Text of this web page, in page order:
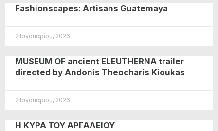
Fashionscapes: Artisans Guatemaya
2 Ιανουαρίου, 2026
ΜUSEUM OF ancient ELEUTHERNA trailer
directed by Andonis Theocharis Kioukas
2 Ιανουαρίου, 2026
Η ΚΥΡΑ ΤΟΥ ΑΡΓΑΛΕΙΟΥ